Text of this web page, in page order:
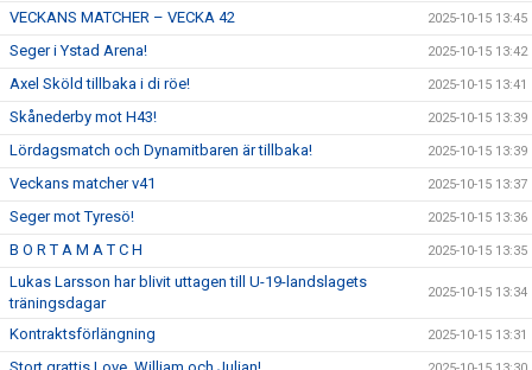
VECKANS MATCHER – VECKA 42 2025-10-15 13:45
Seger i Ystad Arena! 2025-10-15 13:42
Axel Sköld tillbaka i di röe! 2025-10-15 13:41
Skånederby mot H43! 2025-10-15 13:39
Lördagsmatch och Dynamitbaren är tillbaka! 2025-10-15 13:39
Veckans matcher v41 2025-10-15 13:37
Seger mot Tyresö! 2025-10-15 13:36
B O R T A M A T C H 2025-10-15 13:35
Lukas Larsson har blivit uttagen till U-19-landslagets
träningsdagar
2025-10-15 13:34
Kontraktsförlängning 2025-10-15 13:31